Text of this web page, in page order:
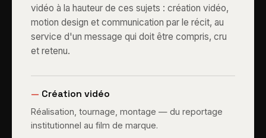
vidéo à la hauteur de ces sujets : création vidéo,
motion design et communication par le récit, au
service d'un message qui doit être compris, cru
et retenu.
— Création vidéo
Réalisation, tournage, montage — du reportage
institutionnel au film de marque.